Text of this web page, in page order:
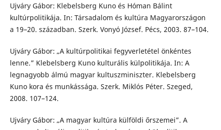
Ujváry Gábor: Klebelsberg Kuno és Hóman Bálint
kultúrpolitikája. In: Társadalom és kultúra Magyarországon
a 19–20. században. Szerk. Vonyó József. Pécs, 2003. 87–104.
Ujváry Gábor: „A kultúrpolitikai fegyverletétel önkéntes
lenne.” Klebelsberg Kuno kulturális külpolitikája. In: A
legnagyobb álmú magyar kultuszminiszter. Klebelsberg
Kuno kora és munkássága. Szerk. Miklós Péter. Szeged,
2008. 107–124.
Ujváry Gábor: „A magyar kultúra külföldi őrszemei”. A